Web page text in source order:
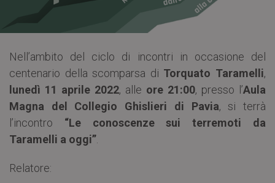
Nell’ambito del ciclo di incontri in occasione del
centenario della scomparsa di Torquato Taramelli,
lunedì 11 aprile 2022, alle ore 21:00, presso l’Aula
Magna del Collegio Ghislieri di Pavia, si terrà
l’incontro “Le conoscenze sui terremoti da
Taramelli a oggi”
Relatore: